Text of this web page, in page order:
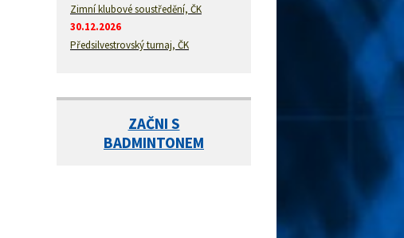
Zimní klubové soustředění, ČK
30.12.2026
Předsilvestrovský turnaj, ČK
ZAČNI S
BADMINTONEM